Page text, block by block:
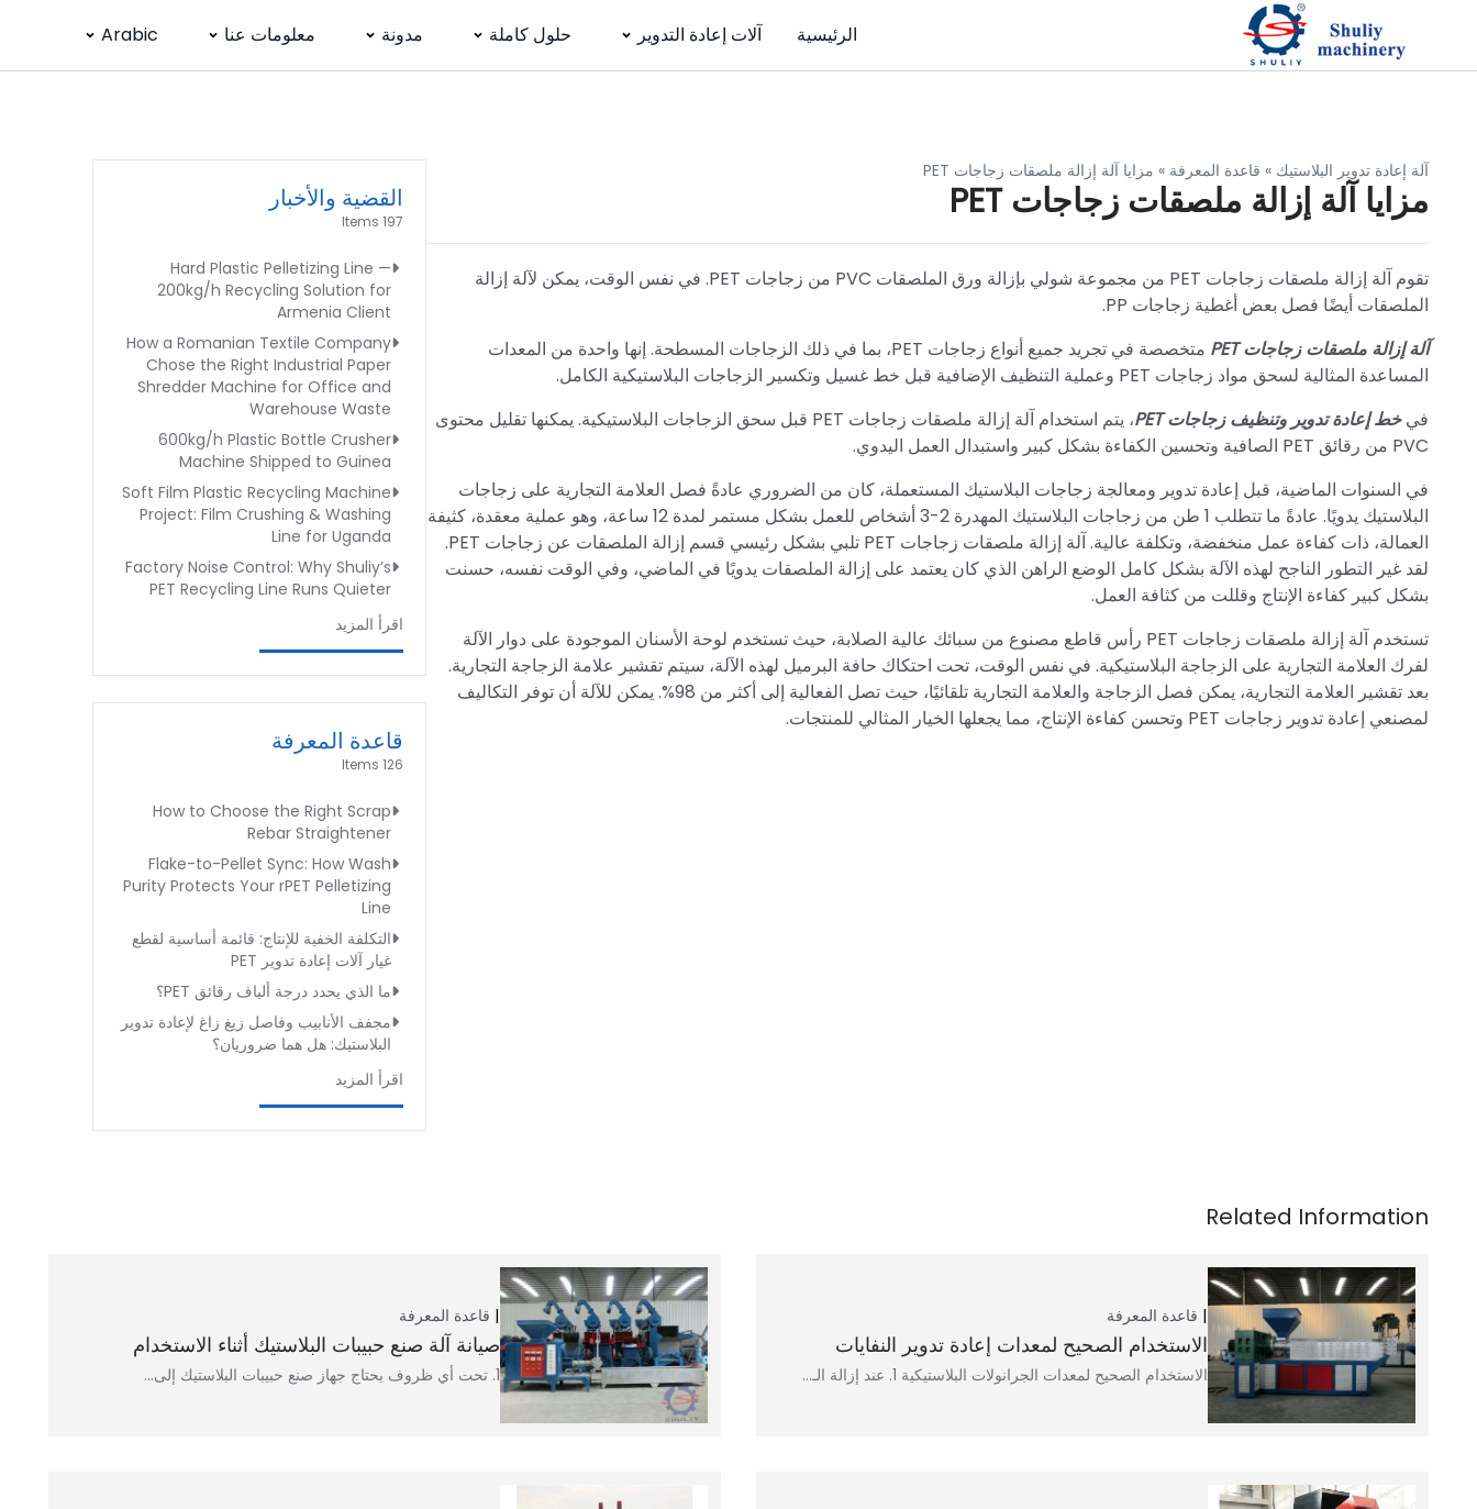
الرئيسية آلات إعادة التدوير حلول كاملة مدونة معلومات عنا Arabic
آلة إعادة تدوير البلاستيك » قاعدة المعرفة » مزايا آلة إزالة ملصقات زجاجات PET
مزايا آلة إزالة ملصقات زجاجات PET
تقوم آلة إزالة ملصقات زجاجات PET من مجموعة شولي بإزالة ورق الملصقات PVC من زجاجات PET. في نفس الوقت، يمكن لآلة إزالة
الملصقات أيضًا فصل بعض أغطية زجاجات PP.
آلة إزالة ملصقات زجاجات PET
متخصصة في تجريد جميع أنواع زجاجات PET، بما في ذلك الزجاجات المسطحة. إنها واحدة من المعدات
المساعدة المثالية لسحق مواد زجاجات PET وعملية التنظيف الإضافية قبل خط غسيل وتكسير الزجاجات البلاستيكية الكامل.
فيخط إعادة تدوير وتنظيف زجاجات PET
، يتم استخدام آلة إزالة ملصقات زجاجات PET قبل سحق الزجاجات البلاستيكية. يمكنها تقليل محتوى
PVC من رقائق PET الصافية وتحسين الكفاءة بشكل كبير واستبدال العمل اليدوي.
في السنوات الماضية، قبل إعادة تدوير ومعالجة زجاجات البلاستيك المستعملة، كان من الضروري عادةً فصل العلامة التجارية على زجاجات
البلاستيك يدويًا. عادةً ما تتطلب 1 طن من زجاجات البلاستيك المهدرة 2-3 أشخاص للعمل بشكل مستمر لمدة 12 ساعة، وهو عملية معقدة، كثيفة
العمالة، ذات كفاءة عمل منخفضة، وتكلفة عالية. آلة إزالة ملصقات زجاجات PET تلبي بشكل رئيسي قسم إزالة الملصقات عن زجاجات PET.
لقد غير التطور الناجح لهذه الآلة بشكل كامل الوضع الراهن الذي كان يعتمد على إزالة الملصقات يدويًا في الماضي، وفي الوقت نفسه، حسنت
بشكل كبير كفاءة الإنتاج وقللت من كثافة العمل.
تستخدم آلة إزالة ملصقات زجاجات PET رأس قاطع مصنوع من سبائك عالية الصلابة، حيث تستخدم لوحة الأسنان الموجودة على دوار الآلة
لفرك العلامة التجارية على الزجاجة البلاستيكية. في نفس الوقت، تحت احتكاك حافة البرميل لهذه الآلة، سيتم تقشير علامة الزجاجة التجارية.
بعد تقشير العلامة التجارية، يمكن فصل الزجاجة والعلامة التجارية تلقائيًا، حيث تصل الفعالية إلى أكثر من 98%. يمكن للآلة أن توفر التكاليف
لمصنعي إعادة تدوير زجاجات PET وتحسن كفاءة الإنتاج، مما يجعلها الخيار المثالي للمنتجات.
القضية والأخبار
197 Items
Hard Plastic Pelletizing Line —
200kg/h Recycling Solution for
Armenia Client
How a Romanian Textile Company
Chose the Right Industrial Paper
Shredder Machine for Office and
Warehouse Waste
600kg/h Plastic Bottle Crusher
Machine Shipped to Guinea
Soft Film Plastic Recycling Machine
Project: Film Crushing & Washing
Line for Uganda
Factory Noise Control: Why Shuliy’s
PET Recycling Line Runs Quieter
اقرأ المزيد
قاعدة المعرفة
126 Items
How to Choose the Right Scrap
Rebar Straightener
Flake-to-Pellet Sync: How Wash
Purity Protects Your rPET Pelletizing
Line
التكلفة الخفية للإنتاج: قائمة أساسية لقطع
غيار آلات إعادة تدوير PET
ما الذي يحدد درجة ألياف رقائق PET؟
مجفف الأنابيب وفاصل زيغ زاغ لإعادة تدوير
البلاستيك: هل هما ضروريان؟
اقرأ المزيد
قاعدة المعرفة
الاستخدام الصحيح لمعدات إعادة تدوير النفايات
الاستخدام الصحيح لمعدات الجرانولات البلاستيكية 1. عند إزالة الـ…
قاعدة المعرفة
صيانة آلة صنع حبيبات البلاستيك أثناء الاستخدام
1. تحت أي ظروف يحتاج جهاز صنع حبيبات البلاستيك إلى...